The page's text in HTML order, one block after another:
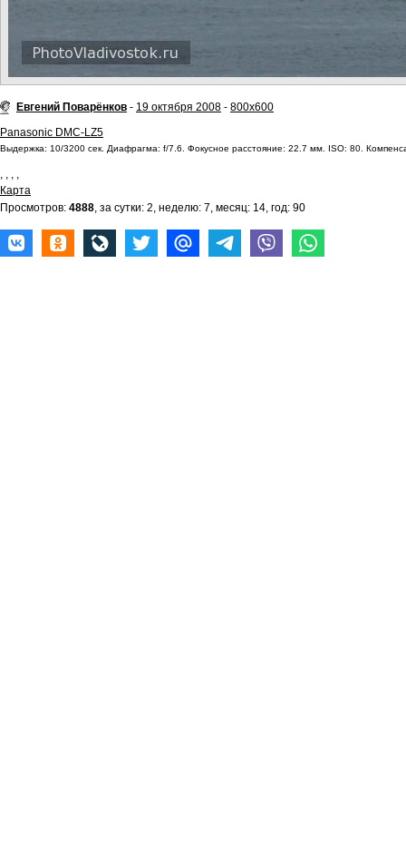
Евгений Поварёнков - 19 октября 2008 - 800x600
Panasonic DMC-LZ5
Выдержка: 10/3200 сек. Диафрагма: f/7.6. Фокусное расстояние: 22.7 мм. ISO: 80.
, , , ,
Карта
Просмотров: 4888, за сутки: 2, неделю: 7, месяц: 14, год: 90